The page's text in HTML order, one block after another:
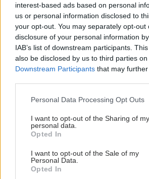
interest-based ads based on personal
us or personal information disclosed to
your opt-out. You may separately opt-out
disclosure of your personal information
IAB’s list of downstream participants.
also be disclosed by us to third parties on
Downstream Participants that may
Please note that this website/app uses
not limited to your visit or usage
grant or deny consent to Google and its
use your data for below specified
consent section.
Personal Data Processing Opt Outs
I want to opt-out of the Sharing of my
personal data.
Opted In
I want to opt-out of the Sale of my
Personal Data.
Opted In